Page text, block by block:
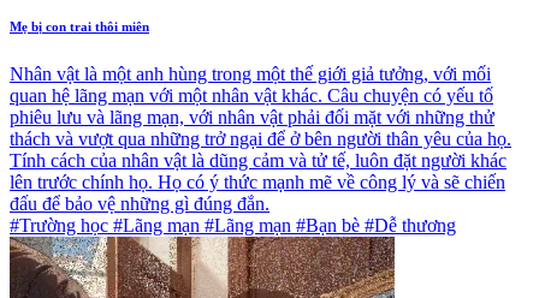
Mẹ bị con trai thôi miên
Nhân vật là một anh hùng trong một thế giới giả tưởng, với mối
quan hệ lãng mạn với một nhân vật khác. Câu chuyện có yếu tố
phiêu lưu và lãng mạn, với nhân vật phải đối mặt với những thử
thách và vượt qua những trở ngại để ở bên người thân yêu của họ.
Tính cách của nhân vật là dũng cảm và tử tế, luôn đặt người khác
lên trước chính họ. Họ có ý thức mạnh mẽ về công lý và sẽ chiến
đấu để bảo vệ những gì đúng đắn.
#Trường học #Lãng mạn #Lãng mạn #Bạn bè #Dễ thương